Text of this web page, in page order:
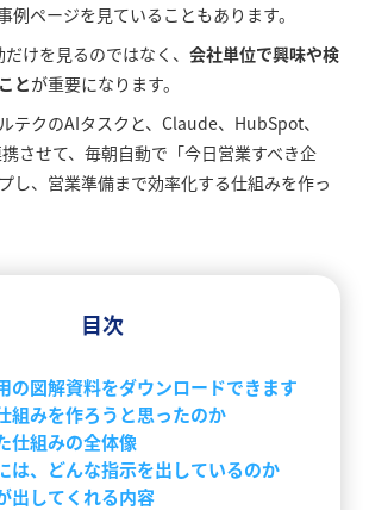
例ページを見ていることもあります。
けを見るのではなく、 会社単位で興味や検
とが重要になります。
テクのAIタスクと、Claude、HubSpot、
させて、毎朝自動で「今日営業すべき企
し、営業準備まで効率化する仕組みを作っ
目次
の図解資料をダウンロードできます
組みを作ろうと思ったのか
仕組みの全体像
は、どんな指示を出しているのか
出してくれる内容